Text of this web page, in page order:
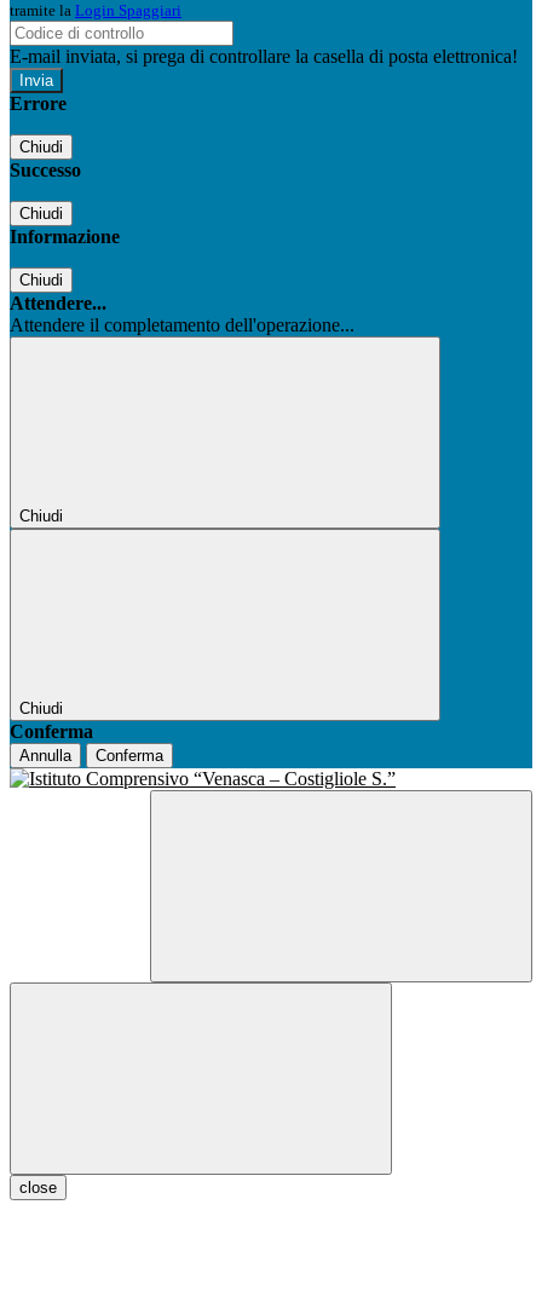
tramite la Login Spaggiari
E-mail inviata, si prega di controllare la casella di posta elettronica!
Errore
Chiudi
Successo
Chiudi
Informazione
Chiudi
Attendere...
Attendere il completamento dell'operazione...
Chiudi
Chiudi
Conferma
Annulla Conferma
close